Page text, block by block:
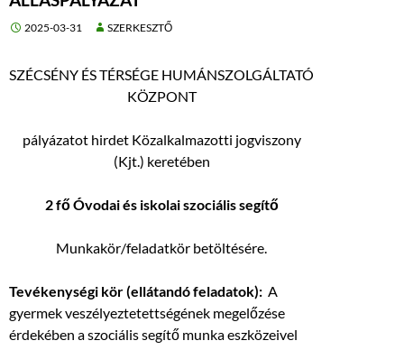
2025-03-31 SZERKESZTŐ
SZÉCSÉNY ÉS TÉRSÉGE HUMÁNSZOLGÁLTATÓ
KÖZPONT
pályázatot hirdet Közalkalmazotti jogviszony
(Kjt.) keretében
2 fő Óvodai és iskolai szociális segítő
Munkakör/feladatkör betöltésére.
Tevékenységi kör (ellátandó feladatok): A
gyermek veszélyeztetettségének megelőzése
érdekében a szociális segítő munka eszközeivel